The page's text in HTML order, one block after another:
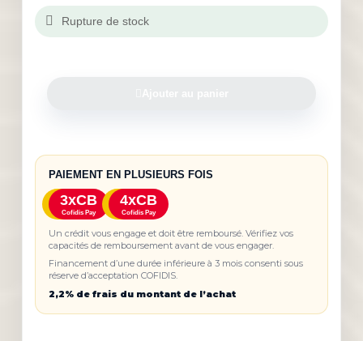
Rupture de stock
PAIEMENT EN PLUSIEURS FOIS
3xCB
Cofidis Pay
4xCB
Cofidis Pay
Un crédit vous engage et doit être remboursé. Vérifiez vos
capacités de remboursement avant de vous engager.
Financement d’une durée inférieure à 3 mois consenti sous
réserve d’acceptation COFIDIS.
2,2% de frais du montant de l’achat